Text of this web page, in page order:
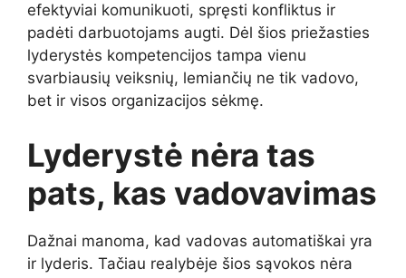
efektyviai komunikuoti, spręsti konfliktus ir
padėti darbuotojams augti. Dėl šios priežasties
lyderystės kompetencijos tampa vienu
svarbiausių veiksnių, lemiančių ne tik vadovo,
bet ir visos organizacijos sėkmę.
Lyderystė nėra tas
pats, kas vadovavimas
Dažnai manoma, kad vadovas automatiškai yra
ir lyderis. Tačiau realybėje šios sąvokos nėra